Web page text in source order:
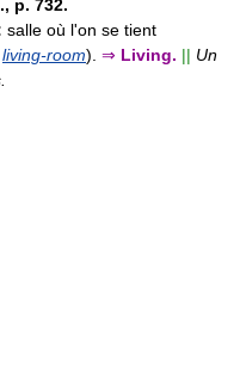
p. 732.
salle où l'on se tient
living-room). ⇒ Living. || Un